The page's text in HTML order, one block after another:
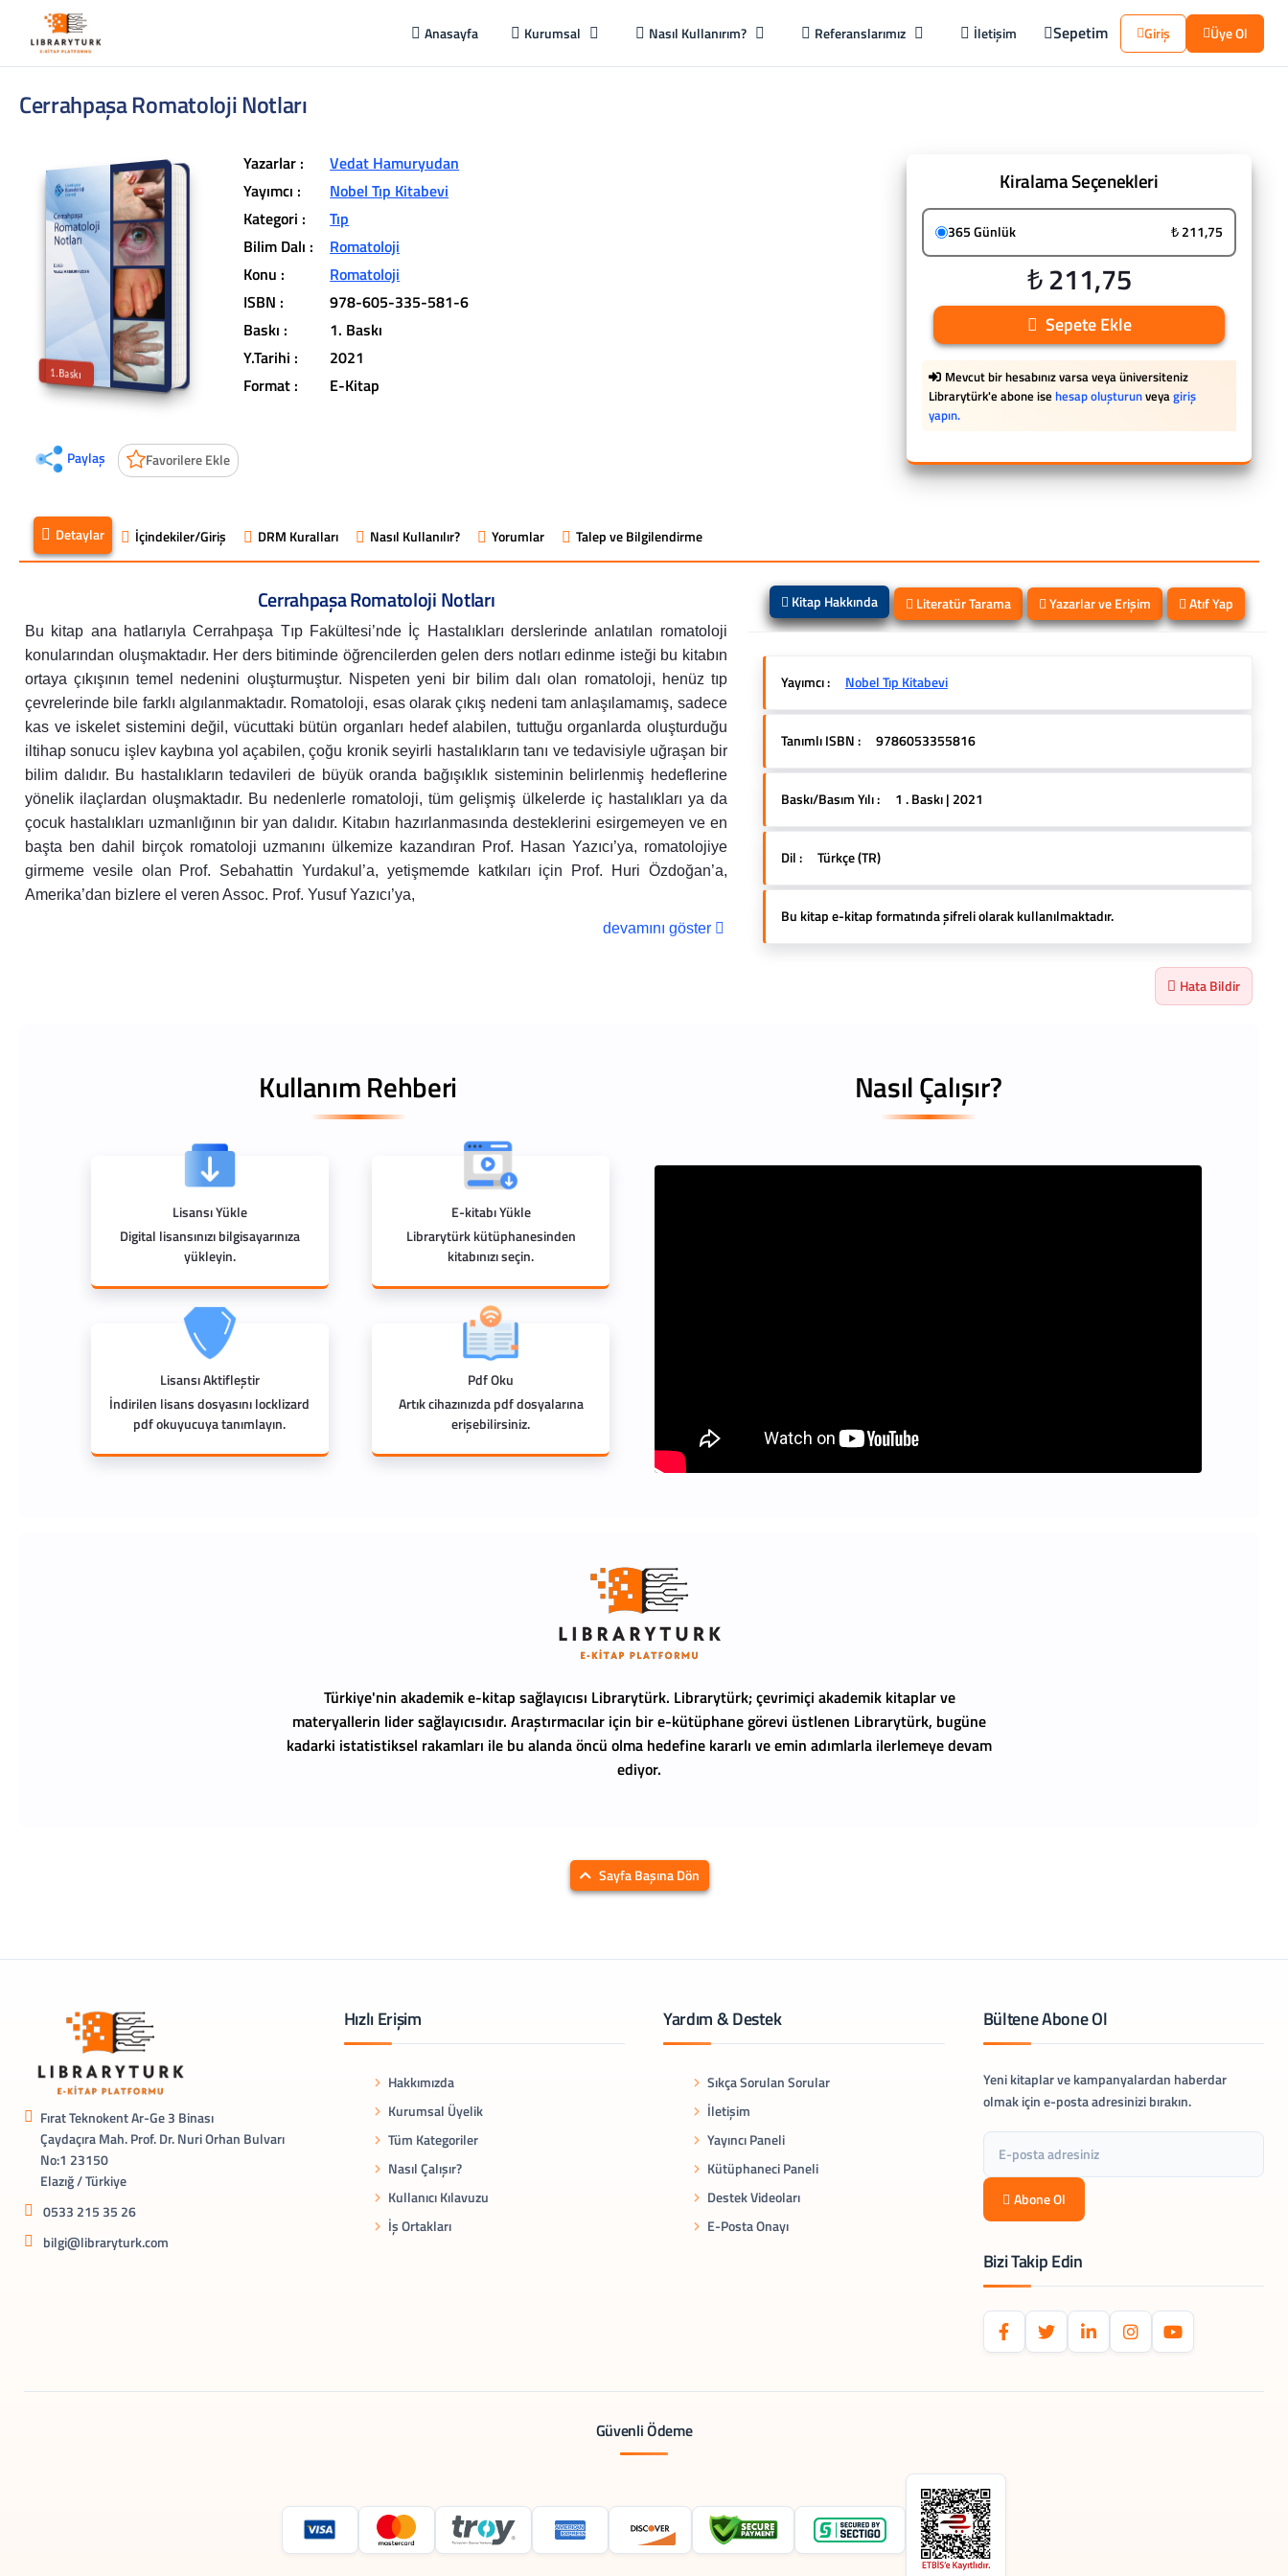
Anasayfa Kurumsal Nasıl Kullanırım? Referanslarımız İletişim Sepetim Giriş Üye Ol
Cerrahpaşa Romatoloji Notları
1.Baskı
L
ib
r
a
r
y
t
ü
r
k
lit
e
r
a
t
ü
r
a
v
u
c
u
n
u
z
u
n
iç
in
d
e
Paylaş Favorilere Ekle
Yazarlar :
Vedat Hamuryudan
Yayımcı :
Nobel Tıp Kitabevi
Kategori :
Tıp
Bilim Dalı :
Romatoloji
Konu :
Romatoloji
ISBN :
978-605-335-581-6
Baskı :
1. Baskı
Y.Tarihi :
2021
Format :
E-Kitap
Kiralama Seçenekleri
365 Günlük ₺ 211,75
₺ 211,75
Sepete Ekle
Mevcut bir hesabınız varsa veya üniversiteniz
Librarytürk'e abone ise hesap oluşturunveyagiriş
yapın.
Detaylar İçindekiler/Giriş DRM Kuralları Nasıl Kullanılır? Yorumlar Talep ve Bilgilendirme
Cerrahpaşa Romatoloji Notları
Bu kitap ana hatlarıyla Cerrahpaşa Tıp Fakültesi’nde İç Hastalıkları derslerinde anlatılan romatoloji
konularından oluşmaktadır. Her ders bitiminde öğrencilerden gelen ders notları edinme isteği bu kitabın
ortaya çıkışının temel nedenini oluşturmuştur. Nispeten yeni bir bilim dalı olan romatoloji, henüz tıp
çevrelerinde bile farklı algılanmaktadır. Romatoloji, esas olarak çıkış nedeni tam anlaşılamamış, sadece
kas ve iskelet sistemini değil, vücuttaki bütün organları hedef alabilen, tuttuğu organlarda oluşturduğu
iltihap sonucu işlev kaybına yol açabilen, çoğu kronik seyirli hastalıkların tanı ve tedavisiyle uğraşan bir
bilim dalıdır. Bu hastalıkların tedavileri de büyük oranda bağışıklık sisteminin belirlenmiş hedeflerine
yönelik ilaçlardan oluşmaktadır. Bu nedenlerle romatoloji, tüm gelişmiş ülkelerde iç hastalıkları ya da
çocuk hastalıkları uzmanlığının bir yan dalıdır. Kitabın hazırlanmasında desteklerini esirgemeyen ve en
başta ben dahil birçok romatoloji uzmanını ülkemize kazandıran Prof. Hasan Yazıcı’ya, romatolojiye
girmeme vesile olan Prof. Sebahattin Yurdakul’a, yetişmemde katkıları için Prof. Huri Özdoğan’a,
Amerika’dan bizlere el veren Assoc. Prof. Yusuf Yazıcı’ya,
devamını göster
Kitap Hakkında Literatür Tarama Yazarlar ve Erişim Atıf Yap
Yayımcı : Nobel Tıp Kitabevi
Tanımlı ISBN : 9786053355816
Baskı/Basım Yılı : 1 . Baskı | 2021
Dil : Türkçe (TR)
Bu kitap e-kitap formatında şifreli olarak kullanılmaktadır.
Hata Bildir
Kullanım Rehberi
Lisansı Yükle
Digital lisansınızı bilgisayarınıza
yükleyin.
E-kitabı Yükle
Librarytürk kütüphanesinden
kitabınızı seçin.
Lisansı Aktifleştir
İndirilen lisans dosyasını locklizard
pdf okuyucuya tanımlayın.
Pdf Oku
Artık cihazınızda pdf dosyalarına
erişebilirsiniz.
Nasıl Çalışır?
Türkiye'nin akademik e-kitap sağlayıcısı Librarytürk. Librarytürk; çevrimiçi akademik kitaplar ve
materyallerin lider sağlayıcısıdır. Araştırmacılar için bir e-kütüphane görevi üstlenen Librarytürk, bugüne
kadarki istatistiksel rakamları ile bu alanda öncü olma hedefine kararlı ve emin adımlarla ilerlemeye devam
ediyor.
Sayfa Başına Dön
Fırat Teknokent Ar-Ge 3 Binası
Çaydaçıra Mah. Prof. Dr. Nuri Orhan Bulvarı
No:1 23150
Elazığ / Türkiye
0533 215 35 26
bilgi@libraryturk.com
Hızlı Erişim
Hakkımızda
Kurumsal Üyelik
Tüm Kategoriler
Nasıl Çalışır?
Kullanıcı Kılavuzu
İş Ortakları
Yardım & Destek
Sıkça Sorulan Sorular
İletişim
Yayıncı Paneli
Kütüphaneci Paneli
Destek Videoları
E-Posta Onayı
Bültene Abone Ol
Yeni kitaplar ve kampanyalardan haberdar
olmak için e-posta adresinizi bırakın.
Abone Ol
Bizi Takip Edin
Güvenli Ödeme